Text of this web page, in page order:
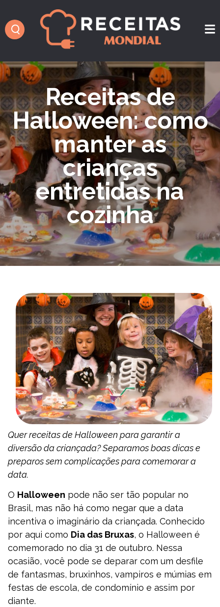
Receitas de
Halloween: como
manter as
crianças
entretidas na
cozinha
Quer receitas de Halloween para garantir a
diversão da criançada? Separamos boas dicas e
preparos sem complicações para comemorar a
data.
O Halloween pode não ser tão popular no
Brasil, mas não há como negar que a data
incentiva o imaginário da criançada. Conhecido
por aqui como Dia das Bruxas, o Halloween é
comemorado no dia 31 de outubro. Nessa
ocasião, você pode se deparar com um desfile
de fantasmas, bruxinhos, vampiros e múmias em
festas de escola, de condomínio e assim por
diante.